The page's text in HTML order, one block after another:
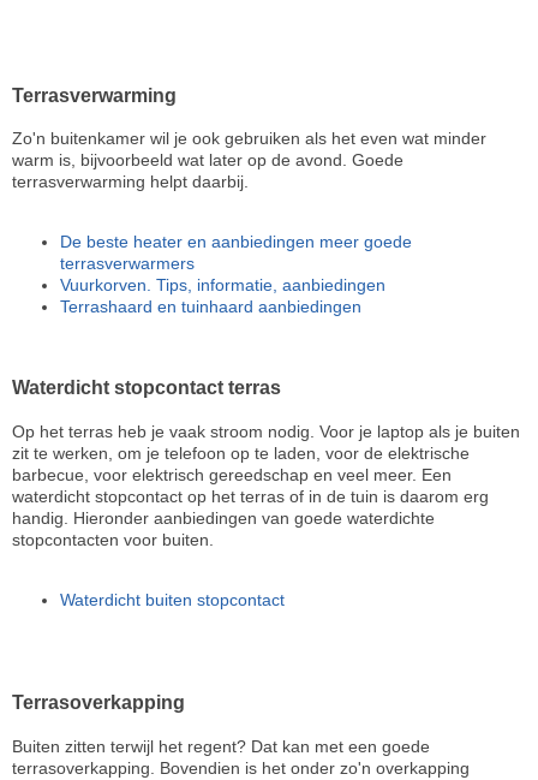
Terrasverwarming
Zo'n buitenkamer wil je ook gebruiken als het even wat minder
warm is, bijvoorbeeld wat later op de avond. Goede
terrasverwarming helpt daarbij.
De beste heater en aanbiedingen meer goede
terrasverwarmers
Vuurkorven. Tips, informatie, aanbiedingen
Terrashaard en tuinhaard aanbiedingen
Waterdicht stopcontact terras
Op het terras heb je vaak stroom nodig. Voor je laptop als je buiten
zit te werken, om je telefoon op te laden, voor de elektrische
barbecue, voor elektrisch gereedschap en veel meer. Een
waterdicht stopcontact op het terras of in de tuin is daarom erg
handig. Hieronder aanbiedingen van goede waterdichte
stopcontacten voor buiten.
Waterdicht buiten stopcontact
Terrasoverkapping
Buiten zitten terwijl het regent? Dat kan met een goede
terrasoverkapping. Bovendien is het onder zo'n overkapping